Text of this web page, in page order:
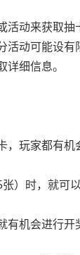
动来获取
动可能设
细信息。
，玩家都有机
）时，就可
机会进行